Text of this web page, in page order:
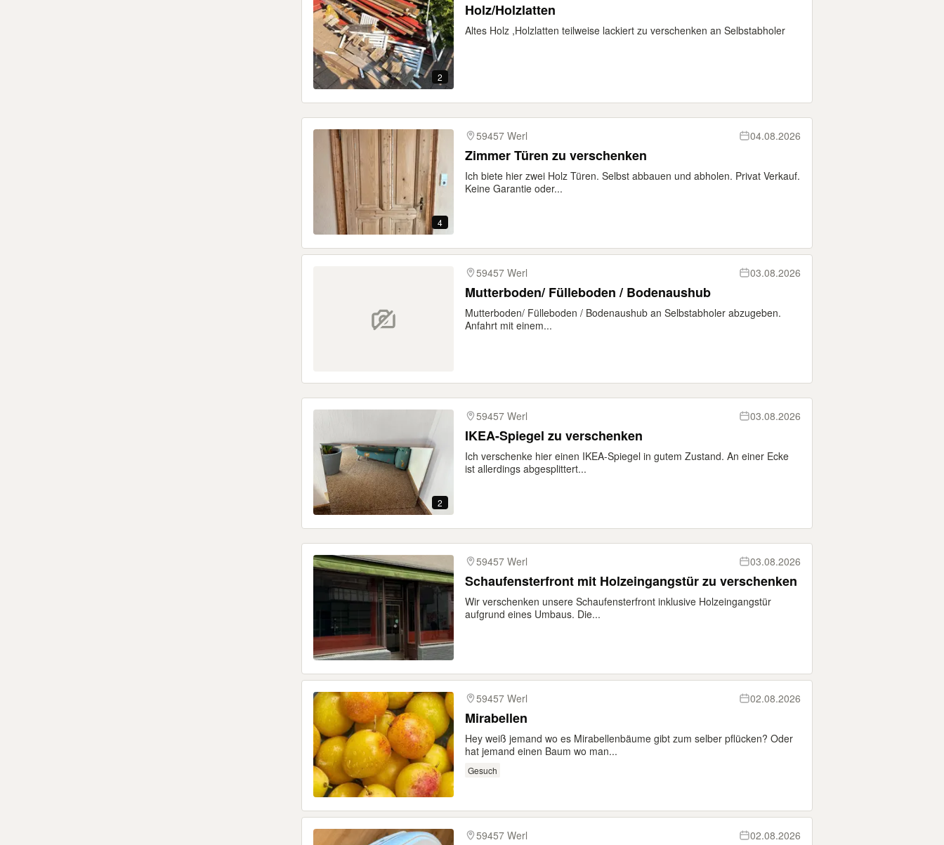
2
Holz/Holzlatten
Altes Holz ,Holzlatten teilweise lackiert zu verschenken an Selbstabholer
4
59457 Werl 04.08.2026
Zimmer Türen zu verschenken
Ich biete hier zwei Holz Türen. Selbst abbauen und abholen. Privat Verkauf.
Keine Garantie oder...
59457 Werl 03.08.2026
Mutterboden/ Fülleboden / Bodenaushub
Mutterboden/ Fülleboden / Bodenaushub an Selbstabholer abzugeben.
Anfahrt mit einem...
2
59457 Werl 03.08.2026
IKEA-Spiegel zu verschenken
Ich verschenke hier einen IKEA-Spiegel in gutem Zustand. An einer Ecke
ist allerdings abgesplittert...
59457 Werl 03.08.2026
Schaufensterfront mit Holzeingangstür zu verschenken
Wir verschenken unsere Schaufensterfront inklusive Holzeingangstür
aufgrund eines Umbaus. Die...
59457 Werl 02.08.2026
Mirabellen
Hey weiß jemand wo es Mirabellenbäume gibt zum selber pflücken? Oder
hat jemand einen Baum wo man...
Gesuch
59457 Werl 02.08.2026